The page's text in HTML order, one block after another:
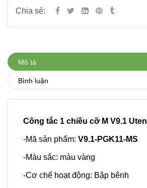
Chia sẻ:
Mô tả
Bình luận
Công tắc 1 chiều cỡ M V9.1 Uten
-Mã sản phẩm: V9.1-PGK11-MS
-Màu sắc: màu vàng
-Cơ chế hoạt động: Bập bênh